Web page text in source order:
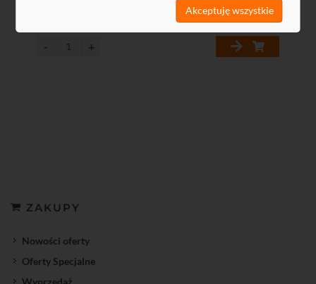
Akceptuję wszystkie
ZAKUPY
Nowości oferty
Oferty Specjalne
Wyprzedaż